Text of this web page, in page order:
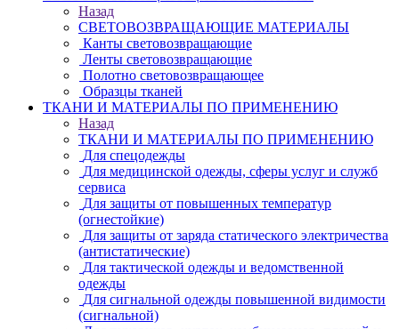
Назад
СВЕТОВОЗВРАЩАЮЩИЕ МАТЕРИАЛЫ
Канты световозвращающие
Ленты световозвращающие
Полотно световозвращающее
Образцы тканей
ТКАНИ И МАТЕРИАЛЫ ПО ПРИМЕНЕНИЮ
Назад
ТКАНИ И МАТЕРИАЛЫ ПО ПРИМЕНЕНИЮ
Для спецодежды
Для медицинской одежды, сферы услуг и служб
сервиса
Для защиты от повышенных температур
(огнестойкие)
Для защиты от заряда статического электричества
(антистатические)
Для тактической одежды и ведомственной
одежды
Для сигнальной одежды повышенной видимости
(сигнальной)